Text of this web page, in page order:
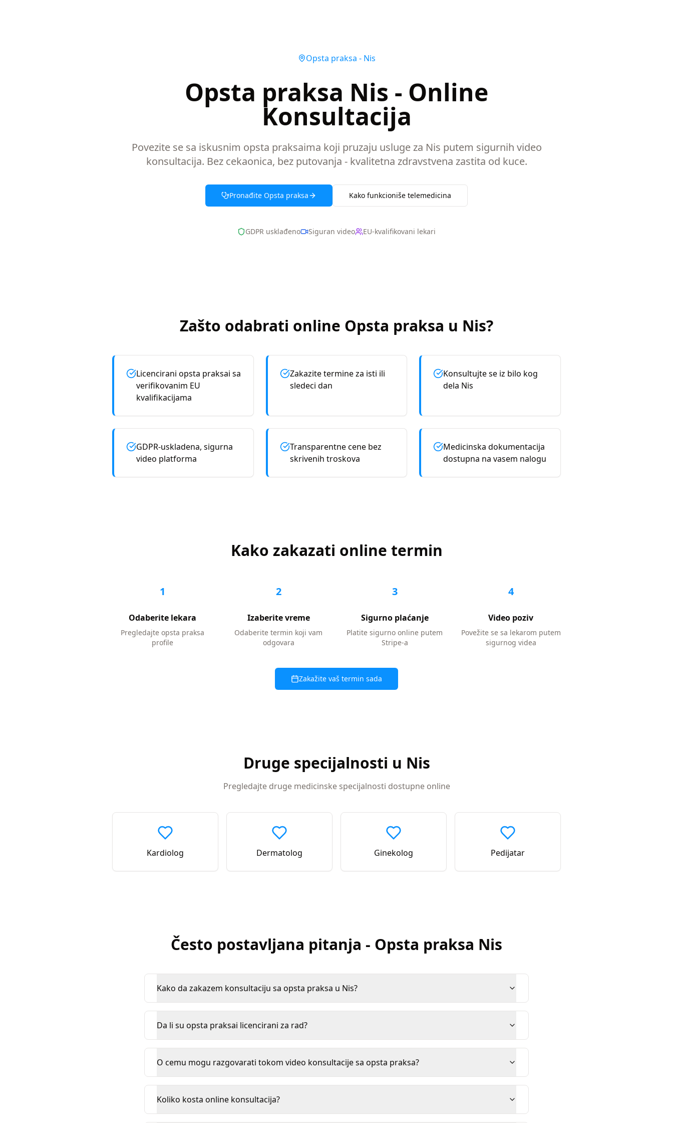
Opsta praksa - Nis
Opsta praksa Nis - Online
Konsultacija
Povezite se sa iskusnim opsta praksaima koji pruzaju usluge za Nis putem sigurnih video
konsultacija. Bez cekaonica, bez putovanja - kvalitetna zdravstvena zastita od kuce.
Pronađite Opsta praksa Kako funkcioniše telemedicina
GDPR usklađeno Siguran video EU-kvalifikovani lekari
Zašto odabrati online Opsta praksa u Nis?
Licencirani opsta praksai sa
verifikovanim EU
kvalifikacijama
Zakazite termine za isti ili
sledeci dan
Konsultujte se iz bilo kog
dela Nis
GDPR-uskladena, sigurna
video platforma
Transparentne cene bez
skrivenih troskova
Medicinska dokumentacija
dostupna na vasem nalogu
Kako zakazati online termin
1
Odaberite lekara
Pregledajte opsta praksa
profile
2
Izaberite vreme
Odaberite termin koji vam
odgovara
3
Sigurno plaćanje
Platite sigurno online putem
Stripe-a
4
Video poziv
Povežite se sa lekarom putem
sigurnog videa
Zakažite vaš termin sada
Druge specijalnosti u Nis
Pregledajte druge medicinske specijalnosti dostupne online
Kardiolog Dermatolog Ginekolog Pedijatar
Često postavljana pitanja - Opsta praksa Nis
Kako da zakazem konsultaciju sa opsta praksa u Nis?
Da li su opsta praksai licencirani za rad?
O cemu mogu razgovarati tokom video konsultacije sa opsta praksa?
Koliko kosta online konsultacija?